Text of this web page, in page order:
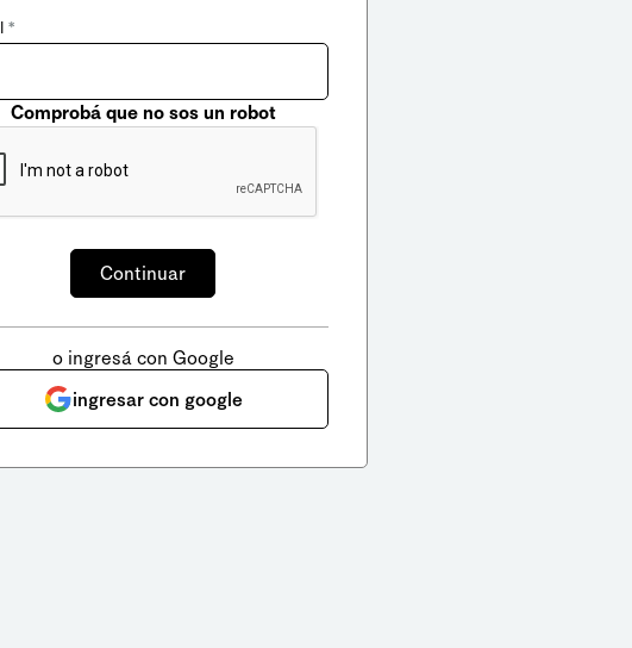
*
Comprobá que no sos un robot
o ingresá con Google
ingresar con google